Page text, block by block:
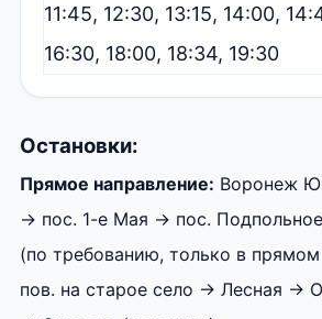
11:45, 12:30, 13:15, 14:00,
16:30, 18:00, 18:34, 19:30
Остановки:
Прямое направление: Воронеж
→ пос. 1-е Мая → пос.
(по требованию, только в
пов. на старое село → Лесная →